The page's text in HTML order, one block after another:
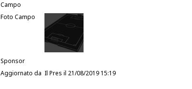
Campo
Foto Campo
Sponsor
Aggiornato da Il Pres il 21/08/2019 15:19